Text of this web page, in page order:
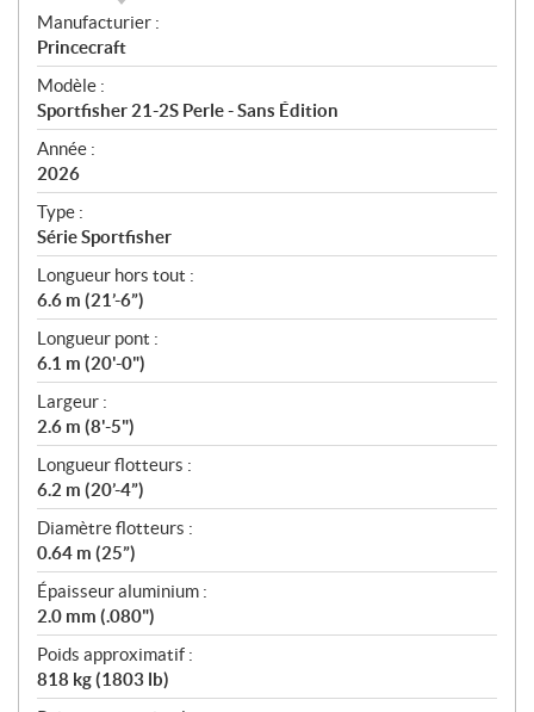
S
p
é
c
i
f
i
c
a
t
i
o
n
s
Manufacturier :
Princecraft
Modèle :
Sportfisher 21-2S Perle - Sans Édition
Année :
2026
Type :
Série Sportfisher
Longueur hors tout :
6.6 m (21’-6”)
Longueur pont :
6.1 m (20'-0")
Largeur :
2.6 m (8'-5")
Longueur flotteurs :
6.2 m (20’-4”)
Diamètre flotteurs :
0.64 m (25”)
Épaisseur aluminium :
2.0 mm (.080")
Poids approximatif :
818 kg (1803 lb)